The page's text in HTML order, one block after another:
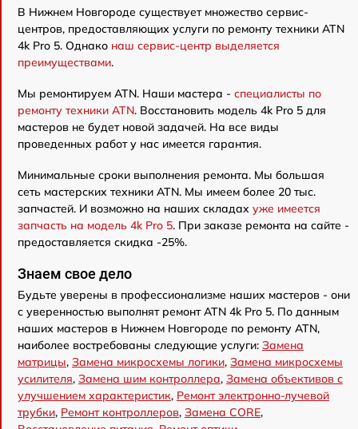
В Нижнем Новгороде существует множество сервис-
центров, предоставляющих услуги по ремонту техники ATN
4k Pro 5. Однако наш сервис-центр выделяется
преимуществами.
Мы ремонтируем ATN. Наши мастера - специалисты по
ремонту техники ATN. Восстановить модель 4k Pro 5 для
мастеров не будет новой задачей. На все виды
проведенных работ у нас имеется гарантия.
Минимальные сроки выполнения ремонта. Мы большая
сеть мастерских техники ATN. Мы имеем более 20 тыс.
запчастей. И возможно на наших складах уже имеется
запчасть на модель 4k Pro 5. При заказе ремонта на сайте -
предоставляется скидка -25%.
Знаем свое дело
Будьте уверены в профессионализме наших мастеров - они
с уверенностью выполнят ремонт ATN 4k Pro 5. По данным
наших мастеров в Нижнем Новгороде по ремонту ATN,
наиболее востребованы следующие услуги: Замена
матрицы, Замена микросхемы логики, Замена микросхемы
усилителя, Замена шим контроллера, Замена объективов с
улучшением характеристик, Ремонт электронно-лучевой
трубки, Ремонт контроллеров, Замена CORE,